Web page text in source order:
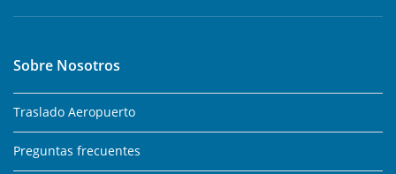
Sobre Nosotros
Traslado Aeropuerto
Preguntas frecuentes